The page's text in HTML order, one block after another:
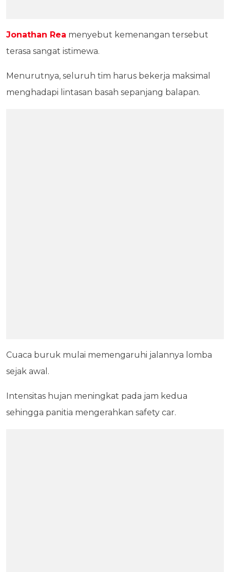
Jonathan Rea menyebut kemenangan tersebut
terasa sangat istimewa.
Menurutnya, seluruh tim harus bekerja maksimal
menghadapi lintasan basah sepanjang balapan.
Cuaca buruk mulai memengaruhi jalannya lomba
sejak awal.
Intensitas hujan meningkat pada jam kedua
sehingga panitia mengerahkan safety car.